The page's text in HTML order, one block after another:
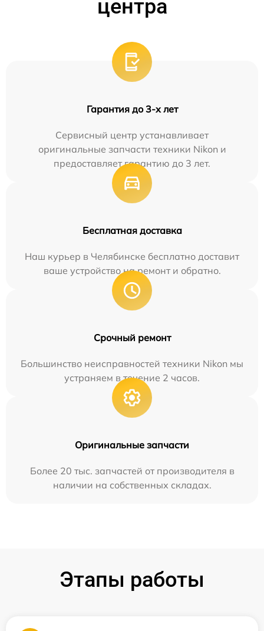
центра
Гарантия до 3-х лет
Сервисный центр устанавливает
оригинальные запчасти техники Nikon и
предоставляет гарантию до 3 лет.
Бесплатная доставка
Наш курьер в Челябинске бесплатно доставит
ваше устройство на ремонт и обратно.
Срочный ремонт
Большинство неисправностей техники Nikon мы
устраняем в течение 2 часов.
Оригинальные запчасти
Более 20 тыс. запчастей от производителя в
наличии на собственных складах.
Этапы работы